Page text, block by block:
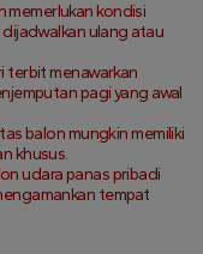
memerlukan kondisi
ulang atau
terbit menawarkan
pagi yang awal
balon mungkin memiliki
khusus.
udara panas pribadi
tempat